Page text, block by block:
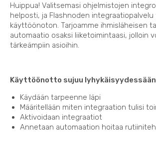
Huippua! Valitsemasi ohjelmistojen
helposti, ja Flashnoden integraatiopalvelu
käyttöönoton. Tarjoamme ihmisläheisen
automaatio osaksi liiketoimintaasi, jolloin
tärkeämpiin asioihin.
Käyttöönotto sujuu lyhykäisyydessään
Käydään tarpeenne läpi
Määritellään miten integraation tulisi
Aktivoidaan integraatiot
Annetaan automaation hoitaa